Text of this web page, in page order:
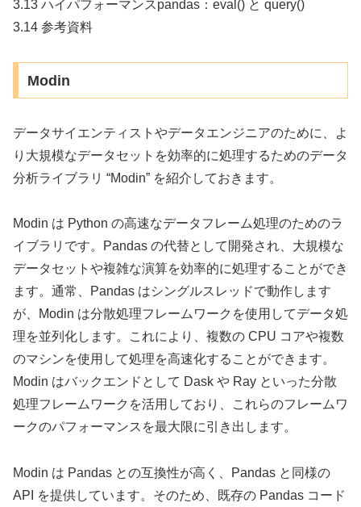
3.13 ハイパフォーマンスpandas：eval() と query()
3.14 参考資料
Modin
データサイエンティストやデータエンジニアのために、よ
り大規模なデータセットを効率的に処理するためのデータ
分析ライブラリ “Modin” を紹介しておきます。
Modin は Python の高速なデータフレーム処理のためのラ
イブラリです。Pandas の代替として開発され、大規模な
データセットや複雑な演算を効率的に処理することができ
ます。通常、Pandas はシングルスレッドで動作します
が、Modin は分散処理フレームワークを使用してデータ処
理を並列化します。これにより、複数の CPU コアや複数
のマシンを使用して処理を高速化することができます。
Modin はバックエンドとして Dask や Ray といった分散
処理フレームワークを活用しており、これらのフレームワ
ークのパフォーマンスを最大限に引き出します。
Modin は Pandas との互換性が高く、Pandas と同様の
API を提供しています。そのため、既存の Pandas コード